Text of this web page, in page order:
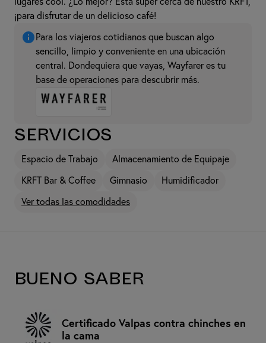
¡para disfrutar de un delicioso café!
Para los viajeros cotidianos que buscan algo
sencillo, limpio y conveniente en una ubicación
central. Dondequiera que vayas, Wayfarer es tu
base de operaciones para descubrir más.
Servicios
Espacio de Trabajo Almacenamiento de Equipaje
KRFT Bar & Coffee Gimnasio Humidificador
Ver todas las comodidades
Bueno saber
Certificado Valpas contra chinches en
la cama